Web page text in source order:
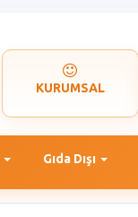
KURUMSAL
Gıda Dışı